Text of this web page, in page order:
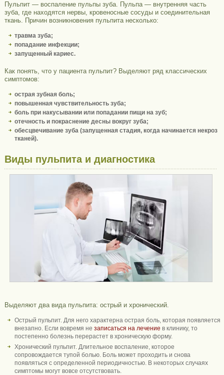
Пульпит — воспаление пульпы зуба. Пульпа — внутренняя часть
зуба, где находятся нервы, кровеносные сосуды и соединительная
ткань. Причин возникновения пульпита несколько:
травма зуба;
попадание инфекции;
запущенный кариес.
Как понять, что у пациента пульпит? Выделяют ряд классических
симптомов:
острая зубная боль;
повышенная чувствительность зуба;
боль при накусывании или попадании пищи на зуб;
отечность и покраснение десны вокруг зуба;
обесцвечивание зуба (запущенная стадия, когда начинается некроз
тканей).
Виды пульпита и диагностика
Выделяют два вида пульпита: острый и хронический.
Острый пульпит. Для него характерна острая боль, которая появляется
внезапно. Если вовремя не записаться на лечение в клинику, то
постепенно болезнь перерастет в хроническую форму.
Хронический пульпит. Длительное воспаление, которое
сопровождается тупой болью. Боль может проходить и снова
появляться с определенной периодичностью. В некоторых случаях
симптомы могут вовсе отсутствовать.